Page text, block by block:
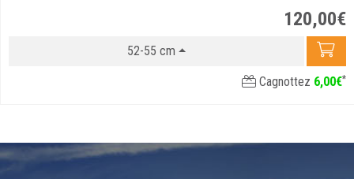
120,00€
52-55 cm
Cagnottez 6,00€*